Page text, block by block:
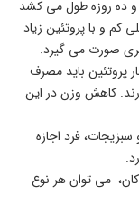
و ده روزه طول می کشد
کم و با پروتئین زیاد
صورت می گیرد.
پروتئین باید مصرف
کاهش وزن در این
فرد اجازه
می توان هر نوع